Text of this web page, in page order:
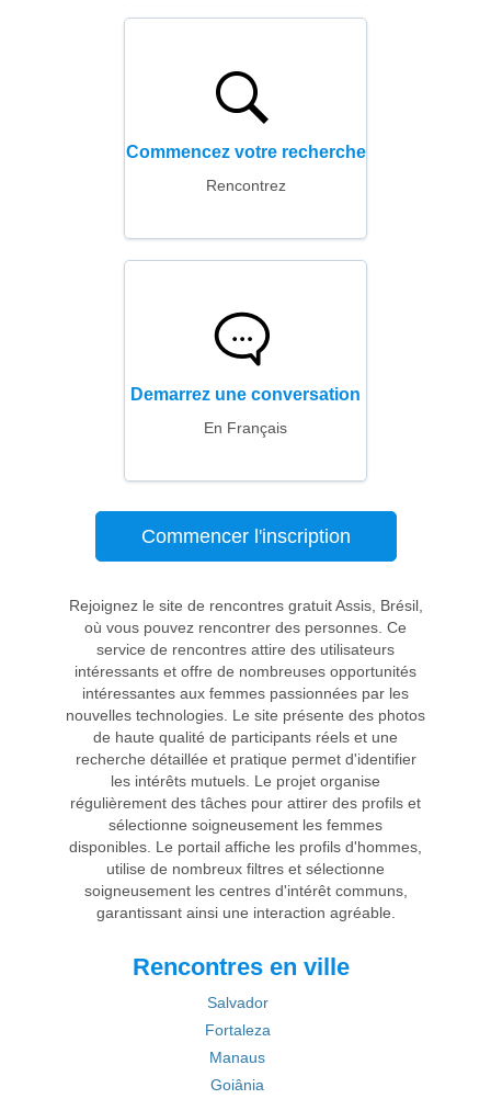
Commencez votre recherche
Rencontrez
Demarrez une conversation
En Français
Commencer l'inscription
Rejoignez le site de rencontres gratuit Assis, Brésil,
où vous pouvez rencontrer des personnes. Ce
service de rencontres attire des utilisateurs
intéressants et offre de nombreuses opportunités
intéressantes aux femmes passionnées par les
nouvelles technologies. Le site présente des photos
de haute qualité de participants réels et une
recherche détaillée et pratique permet d'identifier
les intérêts mutuels. Le projet organise
régulièrement des tâches pour attirer des profils et
sélectionne soigneusement les femmes
disponibles. Le portail affiche les profils d'hommes,
utilise de nombreux filtres et sélectionne
soigneusement les centres d'intérêt communs,
garantissant ainsi une interaction agréable.
Rencontres en ville
Salvador
Fortaleza
Manaus
Goiânia